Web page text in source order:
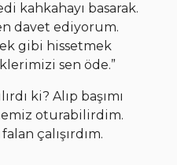
kahkahayı basarak.
davet ediyorum.
gibi hissetmek
sen öde.”
ki? Alıp başımı
oturabilirdim.
çalışırdım.